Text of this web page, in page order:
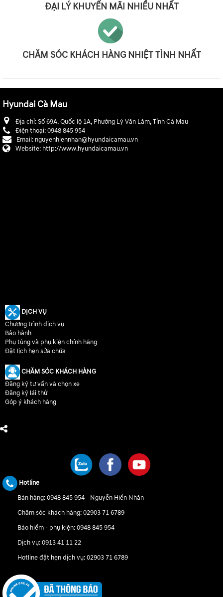
ĐẠI LÝ KHUYẾN MÃI NHIỀU NHẤT
CHĂM SÓC KHÁCH HÀNG NHIỆT TÌNH NHẤT
Hyundai Cà Mau
Địa chỉ:Số 69A, Quốc lộ 1A, Phường Lý Văn Lâm, Tỉnh Cà Mau
Điện thoại:0948 845 954
Email: nguyenhiennhan@hyundaicamau.vn
Website: http://www.hyundaicamau.vn
DỊCH VỤ
Chương trình dịch vụ
Bảo hành
Phụ tùng và phụ kiện chính hãng
Đặt lịch hẹn sửa chữa
CHĂM SÓC KHÁCH HÀNG
Đăng ký tư vấn và chọn xe
Đăng ký lái thử
Góp ý khách hàng
Hotline
Bán hàng:0948 845 954 - Nguyễn Hiền Nhân
Chăm sóc khách hàng:02903 71 6789
Bảo hiểm - phụ kiện:0948 845 954
Dịch vụ:0913 41 11 22
Hotline đặt hẹn dịch vụ:02903 71 6789